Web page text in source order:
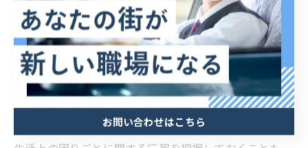
地域密着型ドライバーの信頼を築く秘訣
下北山村のような人口の少ない地域では、ドライバーが
地域住民や観光客と直接コミュニケーションを取る機会
が多く、信頼関係の構築が非常に重要です。挨拶や丁寧
な応対を心がけることで、地域住民からの信頼を得やす
くなります。さらに、地元の道路事情や観光スポット、
お問い合わせはこちら